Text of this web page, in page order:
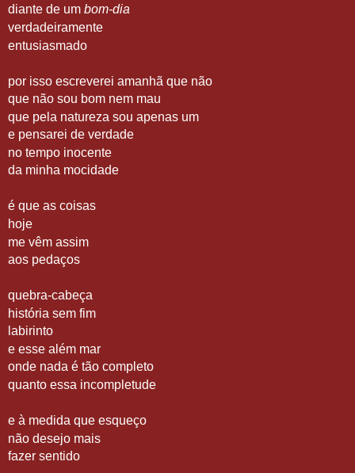
diante de um bom-dia
verdadeiramente
entusiasmado
por isso escreverei amanhã que não
que não sou bom nem mau
que pela natureza sou apenas um
e pensarei de verdade
no tempo inocente
da minha mocidade
é que as coisas
hoje
me vêm assim
aos pedaços
quebra-cabeça
história sem fim
labirinto
e esse além mar
onde nada é tão completo
quanto essa incompletude
e à medida que esqueço
não desejo mais
fazer sentido